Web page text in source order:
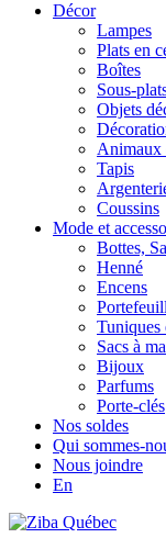
Décor
Lampes
Plats en
Boîtes
Sous-
Objets
Animaux
Tapis
Coussins
Mode et
Bottes,
Henné
Encens
Tuniques
Sacs à
Bijoux
Parfums
Porte-clés
Nos soldes
Qui sommes-
Nous joindre
En